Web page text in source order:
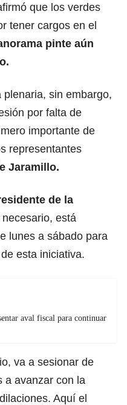
que los verdes
tener cargos en el
pinte aún
sin embargo,
por falta de
importante de
representantes
Jaramillo.
de la
está
lunes a sábado para
esta iniciativa.
aval fiscal para continuar
va a sesionar de
a avanzar con la
Aquí el